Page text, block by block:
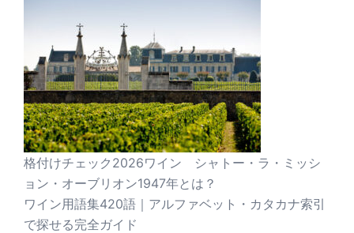
格付けチェック2026ワイン シャトー・ラ・ミッシ
ョン・オーブリオン1947年とは？
ワイン用語集420語｜アルファベット・カタカナ索引
で探せる完全ガイド